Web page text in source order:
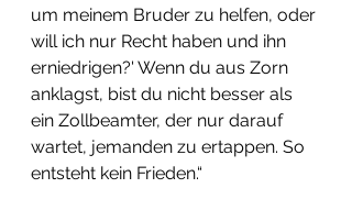
um meinem Bruder zu helfen, oder
will ich nur Recht haben und ihn
erniedrigen?' Wenn du aus Zorn
anklagst, bist du nicht besser als
ein Zollbeamter, der nur darauf
wartet, jemanden zu ertappen. So
entsteht kein Frieden.“